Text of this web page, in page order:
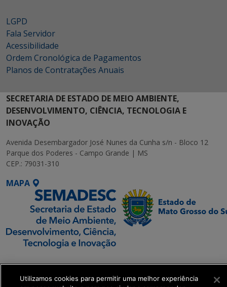
LGPD
Fala Servidor
Acessibilidade
Ordem Cronológica de Pagamentos
Planos de Contratações Anuais
SECRETARIA DE ESTADO DE MEIO AMBIENTE,
DESENVOLVIMENTO, CIÊNCIA, TECNOLOGIA E
INOVAÇÃO
Avenida Desembargador José Nunes da Cunha s/n - Bloco 12
Parque dos Poderes - Campo Grande | MS
CEP.: 79031-310
MAPA
SETDIG | Secretaria-
Executiva de
Utilizamos cookies para permitir uma melhor experiência